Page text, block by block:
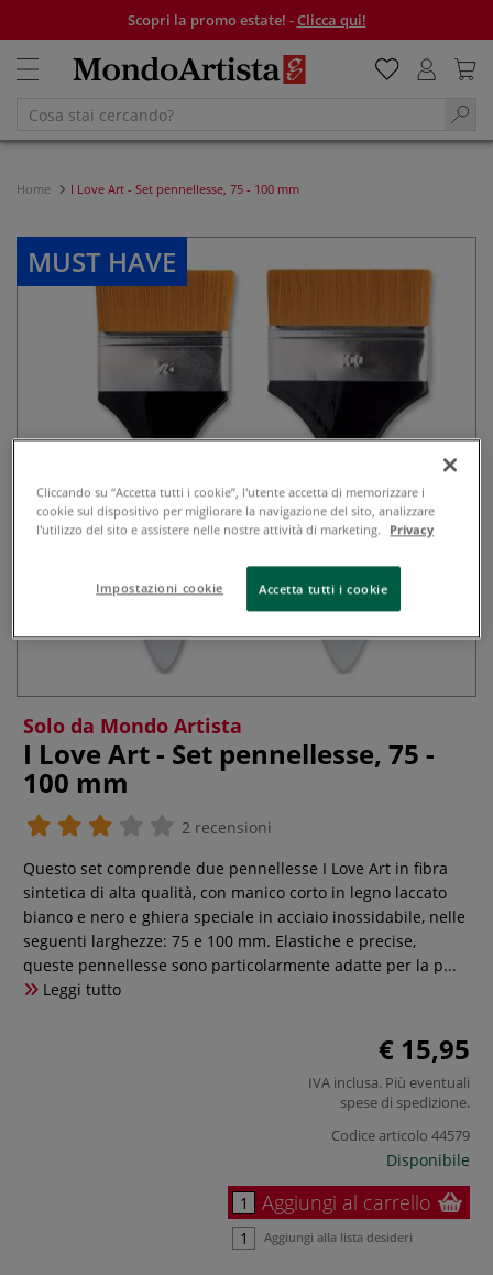
Scopri la promo estate! -Clicca qui!
Home I Love Art - Set pennellesse, 75 - 100 mm
MUST HAVE
Solo da Mondo Artista
I Love Art - Set pennellesse, 75 -
100 mm
2 recensioni
Questo set comprende due pennellesse I Love Art in fibra
sintetica di alta qualità, con manico corto in legno laccato
bianco e nero e ghiera speciale in acciaio inossidabile, nelle
seguenti larghezze: 75 e 100 mm. Elastiche e precise,
queste pennellesse sono particolarmente adatte per la p...
Leggi tutto
€ 15,95
IVA inclusa. Più eventuali
spese di spedizione.
Codice articolo 44579
Disponibile
Aggiungi al carrello
Aggiungi alla lista desideri
Cliccando su “Accetta tutti i cookie”, l'utente accetta di memorizzare i
cookie sul dispositivo per migliorare la navigazione del sito, analizzare
l'utilizzo del sito e assistere nelle nostre attività di marketing.
Privacy
Impostazioni cookie Accetta tutti i cookie